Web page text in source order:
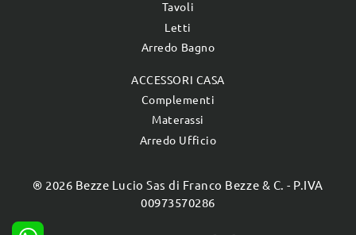
Tavoli
Letti
Arredo Bagno
ACCESSORI CASA
Complementi
Materassi
Arredo Ufficio
® 2026 Bezze Lucio Sas di Franco Bezze & C. - P.IVA
00973570286